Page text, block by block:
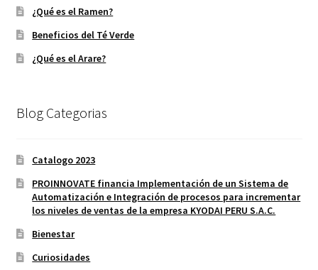
¿Qué es el Ramen?
Beneficios del Té Verde
¿Qué es el Arare?
Blog Categorias
Catalogo 2023
PROINNOVATE financia Implementación de un Sistema de
Automatización e Integración de procesos para incrementar
los niveles de ventas de la empresa KYODAI PERU S.A.C.
Bienestar
Curiosidades